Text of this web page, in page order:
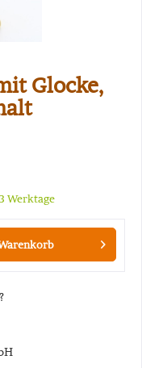
Glocke,
Werktage